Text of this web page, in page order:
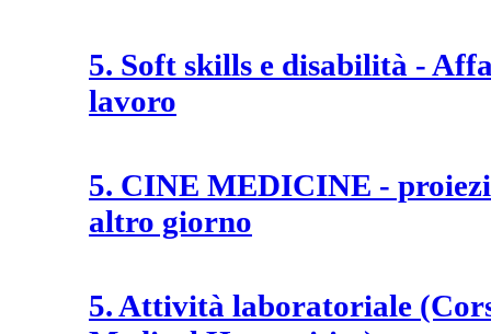
5. Soft skills e disabilità -
lavoro
5. CINE MEDICINE -
altro giorno
5. Attività laboratoriale